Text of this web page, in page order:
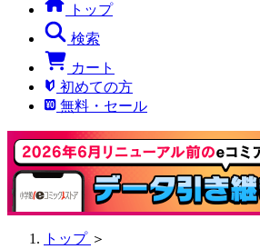
トップ
検索
カート
初めての方
無料・セール
トップ ＞